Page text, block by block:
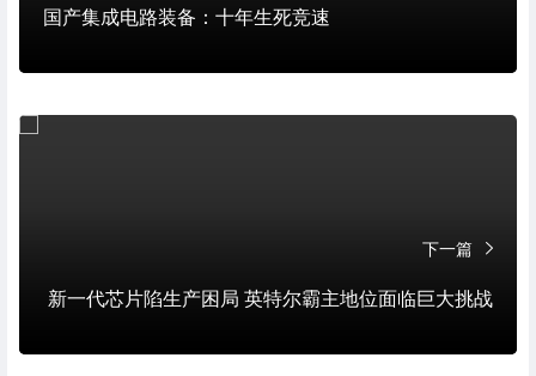
国产集成电路装备：十年生死竞速
下一篇
新一代芯片陷生产困局 英特尔霸主地位面临巨大挑战